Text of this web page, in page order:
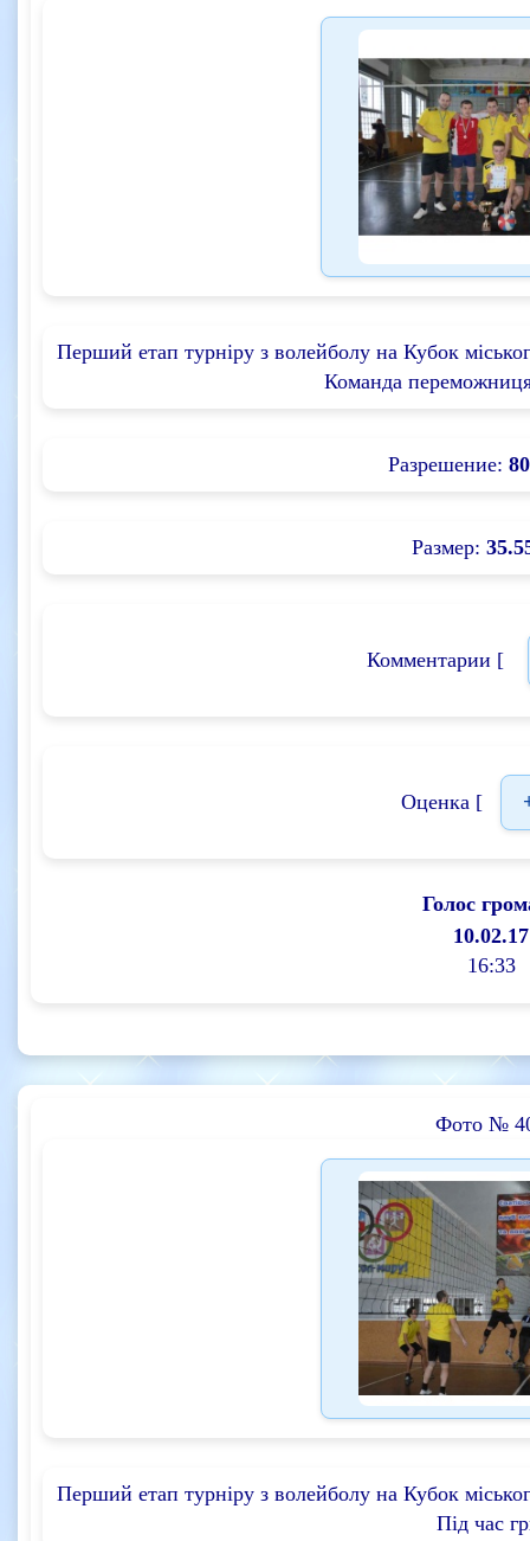
Перший етап турніру з волейболу на Кубок
Команда
Разрешение:
Размер:
Комментарии [
Оценка [
Голос
10.02.17
16:33
Фото №
Перший етап турніру з волейболу на Кубок
Під час